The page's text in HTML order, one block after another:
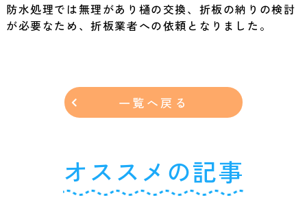
防水処理では無理があり樋の交換、折板の納りの検討
が必要なため、折板業者への依頼となりました。
一覧へ戻る
オススメの記事